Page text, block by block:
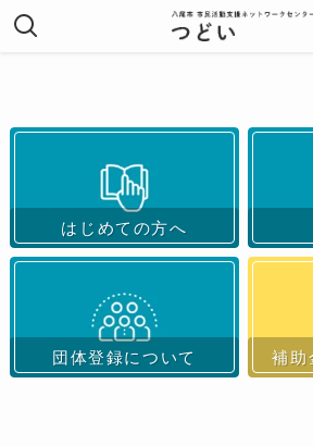
はじめての方へ
団体登録について 補助